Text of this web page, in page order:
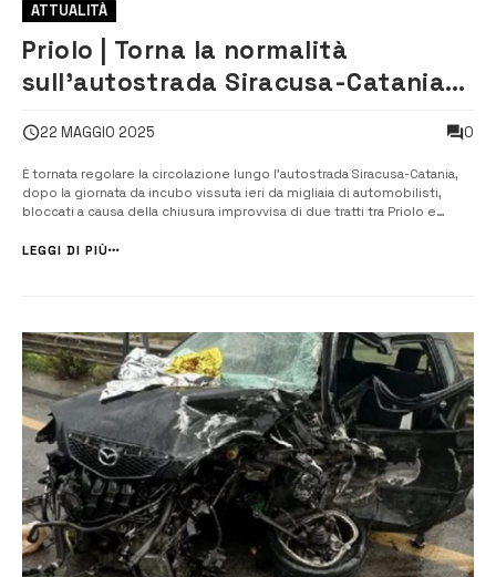
ATTUALITÀ
Priolo | Torna la normalità
sull’autostrada Siracusa-Catania
improvvisa
22 MAGGIO 2025 0
È tornata regolare la circolazione lungo l’autostrada Siracusa-Catania,
dopo la giornata da incubo vissuta ieri da migliaia di automobilisti,
bloccati a causa della chiusura improvvisa di due tratti tra Priolo e
urgente di manutenzione alla rete elettrica da parte di Terna, ...
LEGGI DI PIÙ